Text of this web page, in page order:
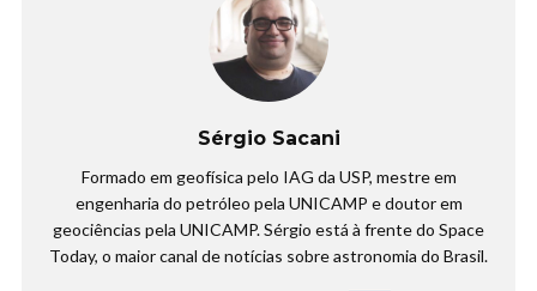
Sérgio Sacani
Formado em geofísica pelo IAG da USP, mestre em
engenharia do petróleo pela UNICAMP e doutor em
geociências pela UNICAMP. Sérgio está à frente do Space
Today, o maior canal de notícias sobre astronomia do Brasil.